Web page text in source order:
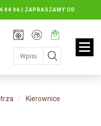
04 06 | ZAPRASZAMY OD
SOBOTY: 8.30 DO 13.00
Rejestracja
Moje
konto
Twój
koszyk:
jest
pusty
Kierownice